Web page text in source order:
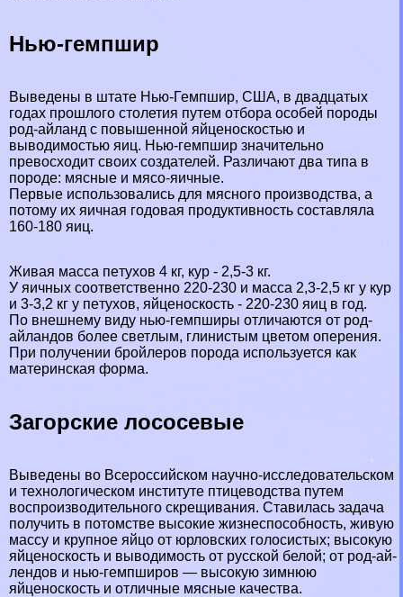
Нью-гемпшир
Выведены в штате Нью-Гемпшир, США, в двадцатых
годах прошлого столетия путем отбора особей породы
род-айланд с повышенной яйценоскостью и
выводимостью яиц. Нью-гемпшир значительно
превосходит своих создателей. Различают два типа в
породе: мясные и мясо-яичные.
Первые использовались для мясного производства, а
потому их яичная годовая продуктивность составляла
160-180 яиц.
Живая масса пeтyxов 4 кг, кур - 2,5-3 кг.
У яичных соответственно 220-230 и масса 2,3-2,5 кг у кур
и 3-3,2 кг у пeтyxов, яйценоскость - 220-230 яиц в год.
По внешнему виду нью-гемпширы отличаются от род-
айландов более светлым, глинистым цветом оперения.
При получении бройлеров порода используется как
материнская форма.
Загорские лососевые
Выведены во Всероссийском научно-исследовательском
и технологическом институте птицеводства путем
воспроизводительного скрещивания. Ставилась задача
получить в потомстве высокие жизнеспособность, живую
массу и крупное яйцо от юрловских голосистых; высокую
яйценоскость и выводимость от русской белой; от род-ай-
лендов и нью-гемпширов — высокую зимнюю
яйценоскость и отличные мясные качества.